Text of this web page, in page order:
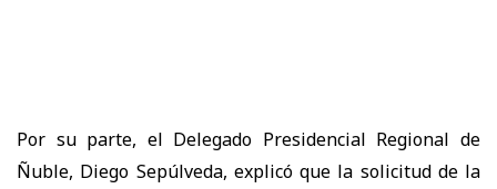
Por su parte, el Delegado Presidencial Regional de
Ñuble, Diego Sepúlveda, explicó que la solicitud de la